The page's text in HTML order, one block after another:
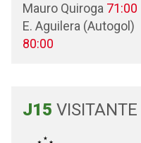
Mauro Quiroga 71:00
E. Aguilera (Autogol)
80:00
J15 VISITANTE